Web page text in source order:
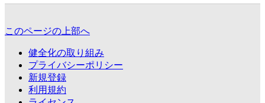
このページの上部へ
健全化の取り組み
プライバシーポリシー
新規登録
利用規約